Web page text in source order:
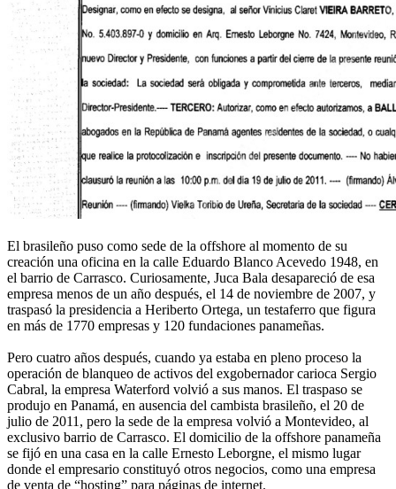
El brasileño puso como sede de la offshore al momento de su
creación una oficina en la calle Eduardo Blanco Acevedo 1948, en
el barrio de Carrasco. Curiosamente, Juca Bala desapareció de esa
empresa menos de un año después, el 14 de noviembre de 2007, y
traspasó la presidencia a Heriberto Ortega, un testaferro que figura
en más de 1770 empresas y 120 fundaciones panameñas.
Pero cuatro años después, cuando ya estaba en pleno proceso la
operación de blanqueo de activos del exgobernador carioca Sergio
Cabral, la empresa Waterford volvió a sus manos. El traspaso se
produjo en Panamá, en ausencia del cambista brasileño, el 20 de
julio de 2011, pero la sede de la empresa volvió a Montevideo, al
exclusivo barrio de Carrasco. El domicilio de la offshore panameña
se fijó en una casa en la calle Ernesto Leborgne, el mismo lugar
donde el empresario constituyó otros negocios, como una empresa
de venta de “hosting” para páginas de internet.